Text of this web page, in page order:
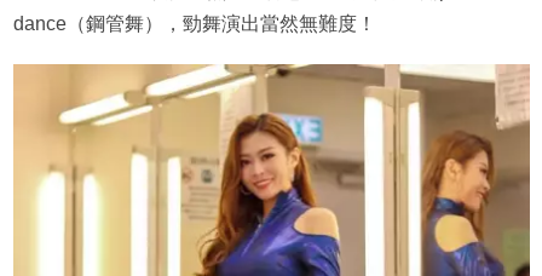
dance（鋼管舞），勁舞演出當然無難度！